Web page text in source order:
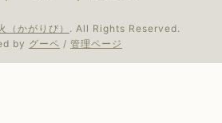
（かがりび） . All Rights Reserved.
by グーペ / 管理ページ